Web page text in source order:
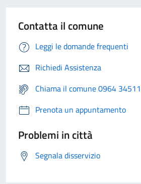
Contatta il comune
Leggi le domande frequenti
Richiedi Assistenza
Chiama il comune 0964
Prenota un appuntamento
Problemi in città
Segnala disservizio